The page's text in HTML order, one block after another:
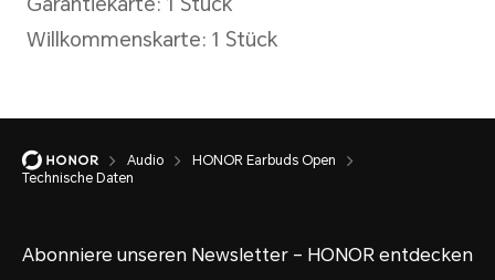
Die Daten stammen aus den
Ohrhörer: ca. 75 Minuten
Audio
HONOR Earbuds Open
Technische Daten
Abonniere unseren Newsletter – HONOR entdecken